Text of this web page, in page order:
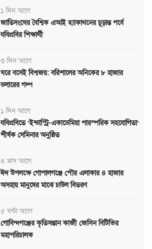
১ দিন আগে
জাতিসংঘের বৈশ্বিক এআই হ্যাকাথনের চূড়ান্ত পর্বে
যবিপ্রবির শিক্ষার্থী
৩ দিন আগে
ঘরে বসেই বিশ্বজয়: বরিশালের অনিকের ৮ হাজার
ডলারের গল্প
১ দিন আগে
যবিপ্রবিতে ‘ইন্ডাস্ট্রি-একাডেমিয়া পারস্পরিক সহযোগিতা’
শীর্ষক সেমিনার অনুষ্ঠিত
৪ মাস আগে
ঈদ উপলক্ষে গোপালগঞ্জে পৌর এলাকার ৪ হাজার
অসহায় মানুষের মাঝে চাউল বিতরণ
৫ ঘন্টা আগে
গোবিন্দগঞ্জের কৃতিসন্তান কাজী জেসিন বিটিভির
মহাপরিচালক